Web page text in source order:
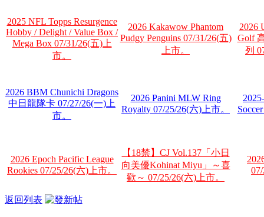
2025 NFL Topps Resurgence
Hobby / Delight / Value Box /
Mega Box 07/31/26(五)上
市。
2026 Kakawow Phantom
Pudgy Penguins 07/31/26(五)
上市。
2026
Golf
列
2026 BBM Chunichi Dragons
中日龍隊卡 07/27/26(一)上
市。
2026 Panini MLW Ring
Royalty 07/25/26(六)上市。
2026 Epoch Pacific League
Rookies 07/25/26(六)上市。
【18禁】CJ Vol.137「小日
向美優Kohinat Miyu」～喜
歡～ 07/25/26(六)上市。
返回列表